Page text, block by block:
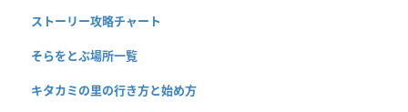
ストーリー攻略チャート
そらをとぶ場所一覧
キタカミの里の行き方と始め方